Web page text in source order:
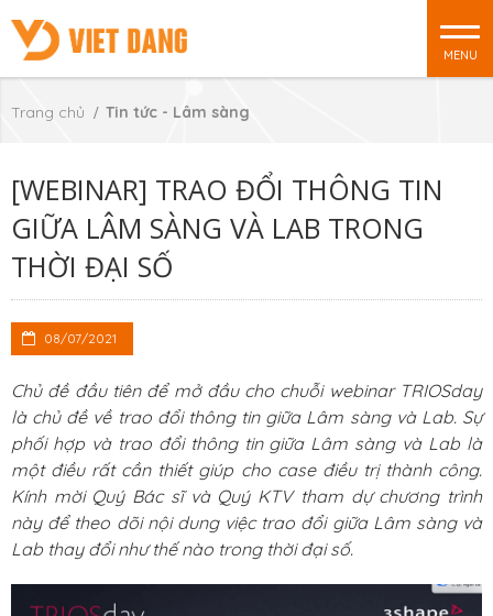
MENU
Trang chủ Tin tức - Lâm sàng
[WEBINAR] TRAO ĐỔI THÔNG TIN
GIỮA LÂM SÀNG VÀ LAB TRONG
THỜI ĐẠI SỐ
08/07/2021
Chủ đề đầu tiên để mở đầu cho chuỗi webinar TRIOSday
là chủ đề về trao đổi thông tin giữa Lâm sàng và Lab. Sự
phối hợp và trao đổi thông tin giữa Lâm sàng và Lab là
một điều rất cần thiết giúp cho case điều trị thành công.
Kính mời Quý Bác sĩ và Quý KTV tham dự chương trình
này để theo dõi nội dung việc trao đổi giữa Lâm sàng và
Lab thay đổi như thế nào trong thời đại số.